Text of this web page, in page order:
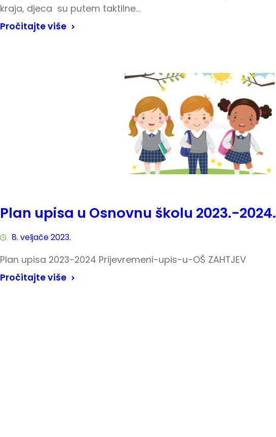
kraja, djeca su putem taktilne…
Pročitajte više
Plan upisa u Osnovnu školu 2023.-2024.
8. veljače 2023.
Plan upisa 2023-2024 Prijevremeni-upis-u-OŠ ZAHTJEV
Pročitajte više